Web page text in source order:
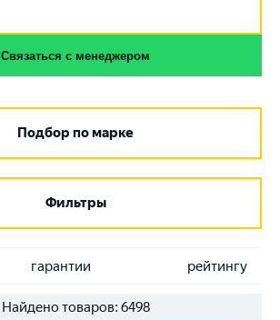
Связаться с менеджером
Подбор по марке
Фильтры
гарантии рейтингу
Найдено товаров: 6498